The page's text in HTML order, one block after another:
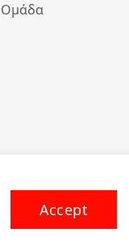
Ομάδα
Accept